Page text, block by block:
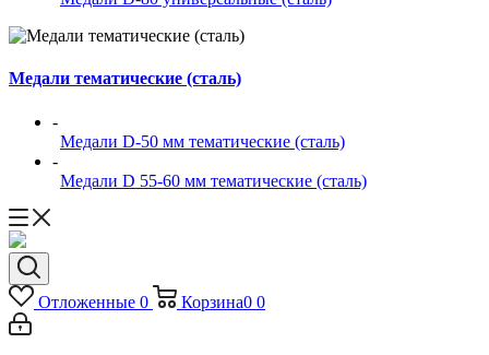
Медали тематические (сталь)
-
Медали D-50 мм тематические (сталь)
-
Медали D 55-60 мм тематические (сталь)
Отложенные 0 Корзина0 0